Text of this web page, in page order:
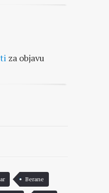
za objavu
Berane